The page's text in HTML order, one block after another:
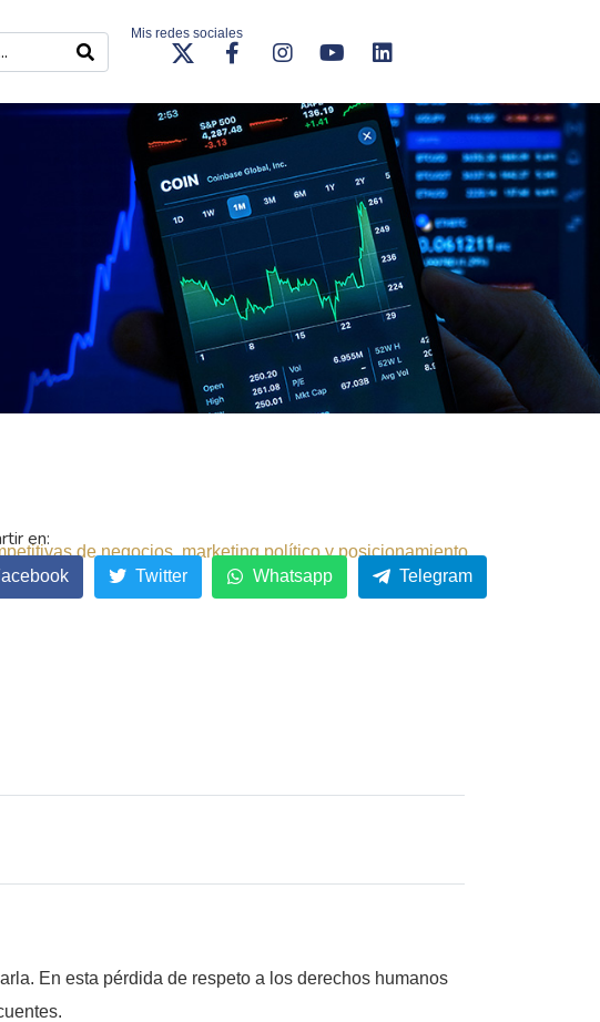
Mis redes sociales
de negocios, marketing político y posicionamiento.
En esta pérdida de respeto a los derechos humanos
Twitter Whatsapp Telegram